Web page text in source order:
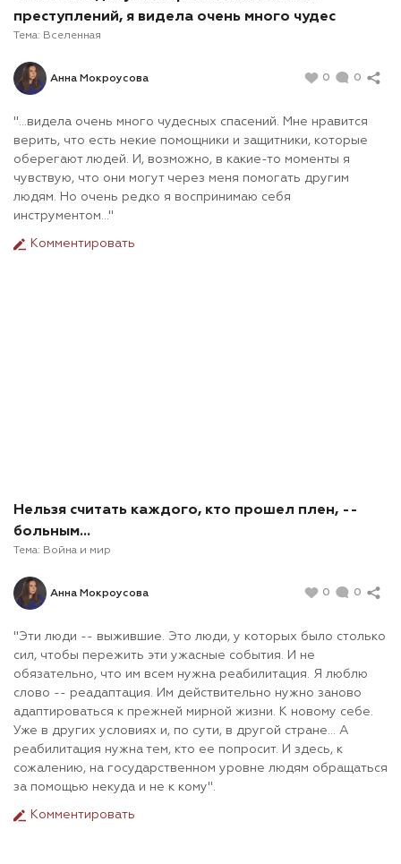
преступлений, я видела очень много чудес
Тема: Вселенная
Анна Мокроусова 0 0
"...видела очень много чудесных спасений. Мне нравится
верить, что есть некие помощники и защитники, которые
оберегают людей. И, возможно, в какие-то моменты я
чувствую, что они могут через меня помогать другим
людям. Но очень редко я воспринимаю себя
инструментом..."
Комментировать
Нельзя считать каждого, кто прошел плен, --
больным...
Тема: Война и мир
Анна Мокроусова 0 0
"Эти люди -- выжившие. Это люди, у которых было столько
сил, чтобы пережить эти ужасные события. И не
обязательно, что им всем нужна реабилитация. Я люблю
слово -- реадаптация. Им действительно нужно заново
адаптироваться к прежней мирной жизни. К новому себе.
Уже в других условиях и, по сути, в другой стране... А
реабилитация нужна тем, кто ее попросит. И здесь, к
сожалению, на государственном уровне людям обращаться
за помощью некуда и не к кому".
Комментировать